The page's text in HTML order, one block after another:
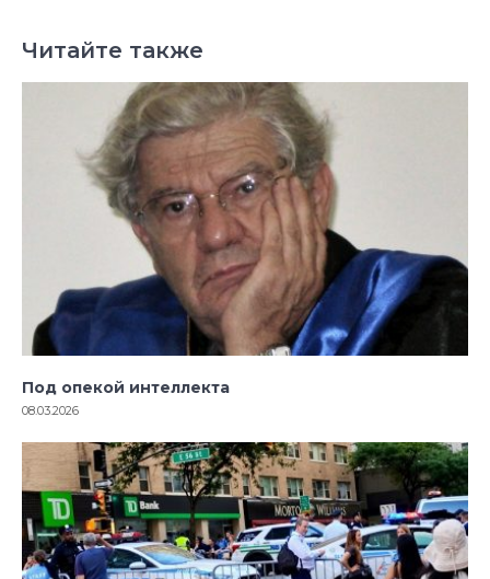
Читайте также
Под опекой интеллекта
08.03.2026